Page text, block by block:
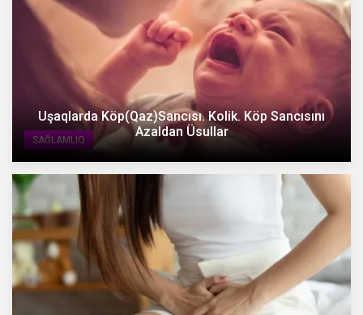
SAĞLAMLIQ
Uşaqlarda Köp(Qaz)Sancısı. Kolik. Köp Sancısını
Azaldan Üsullar